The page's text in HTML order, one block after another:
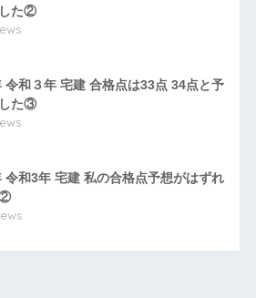
た②
令和３年 宅建 合格点は33点 34点と予
た③
令和3年 宅建 私の合格点予想がはずれ
②